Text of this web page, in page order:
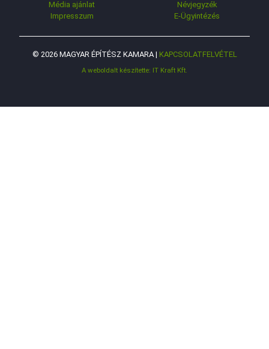
Média ajánlat
Impresszum
Névjegyzék
E-Ügyintézés
© 2026 MAGYAR ÉPÍTÉSZ KAMARA | KAPCSOLATFELVÉTEL
A weboldalt készítette: IT Kraft Kft.